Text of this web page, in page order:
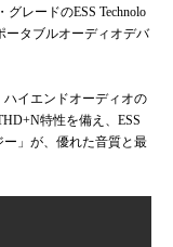
レードのESS Technolo
ータブルオーディオデバ
ハイエンドオーディオの
特性を備え、ESS
ー」が、優れた音質と最